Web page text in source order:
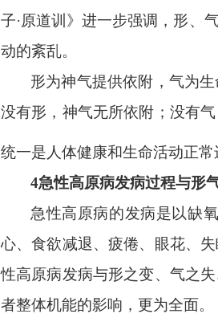
子·原道训》进一步强调，形、
动的紊乱。
形为神气提供依附，气为
没有形，神气无所依附；没有
统一是人体健康和生命活动正
4急性高原病发病过程与形
急性高原病的发病是以缺
心、食欲减退、疲倦、眼花、
性高原病发病与形之变、气之
者整体机能的影响，更为全面。